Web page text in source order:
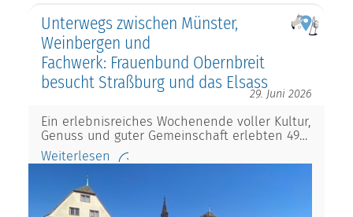
Unterwegs zwischen Münster,
Weinbergen und
Fachwerk: Frauenbund Obernbreit
besucht Straßburg und das Elsass
29. Juni 2026
Ein erlebnisreiches Wochenende voller Kultur,
Genuss und guter Gemeinschaft erlebten 49…
Weiterlesen